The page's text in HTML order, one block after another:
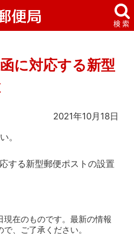
に対応する新型
2021年10月18日
。
する新型郵便ポストの設置
在のものです。最新の情報
、ご了承ください。